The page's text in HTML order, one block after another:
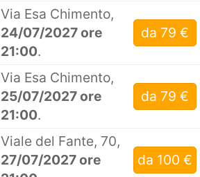
Via Esa Chimento,
24/07/2027 ore
21:00.
da 79 €
Via Esa Chimento,
25/07/2027 ore
21:00.
da 79 €
Viale del Fante, 70,
27/07/2027 ore
da 100 €